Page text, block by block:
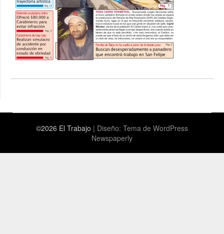
©2026 El Trabajo | Diseño: Tema de WordPress
Newspaperly